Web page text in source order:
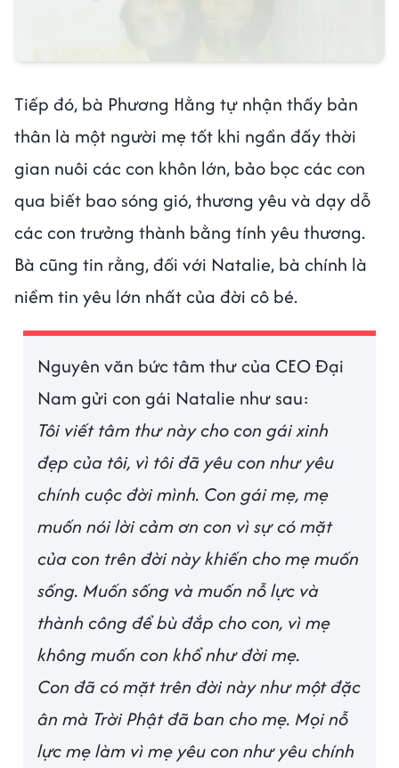
Tiếp đó, bà Phương Hằng tự nhận thấy bản
thân là một người mẹ tốt khi ngần đấy thời
gian nuôi các con khôn lớn, bảo bọc các con
qua biết bao sóng gió, thương yêu và dạy dỗ
các con trưởng thành bằng tính yêu thương.
Bà cũng tin rằng, đối với Natalie, bà chính là
niềm tin yêu lớn nhất của đời cô bé.
Nguyên văn bức tâm thư của CEO Đại
Nam gửi con gái Natalie như sau:
Tôi viết tâm thư này cho con gái xinh
đẹp của tôi, vì tôi đã yêu con như yêu
chính cuộc đời mình. Con gái mẹ, mẹ
muốn nói lời cảm ơn con vì sự có mặt
của con trên đời này khiến cho mẹ muốn
sống. Muốn sống và muốn nỗ lực và
thành công để bù đắp cho con, vì mẹ
không muốn con khổ như đời mẹ.
Con đã có mặt trên đời này như một đặc
ân mà Trời Phật đã ban cho mẹ. Mọi nỗ
lực mẹ làm vì mẹ yêu con như yêu chính